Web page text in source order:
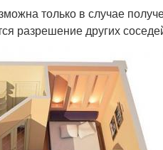
только в случае
разрешение других